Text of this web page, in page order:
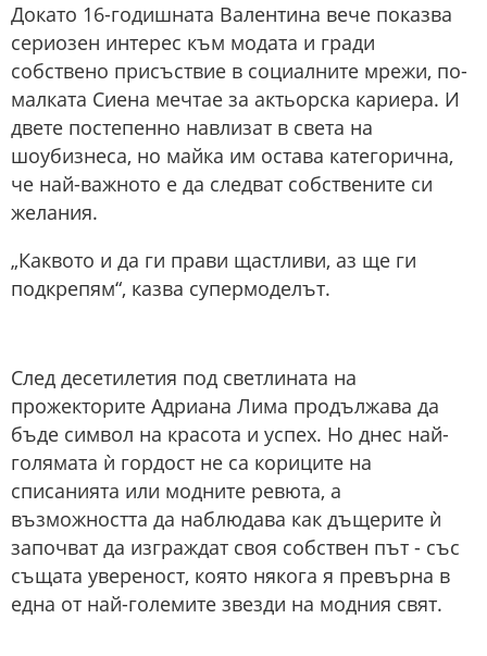
Докато 16-годишната Валентина вече показва
сериозен интерес към модата и гради
собствено присъствие в социалните мрежи, по-
малката Сиена мечтае за актьорска кариера. И
двете постепенно навлизат в света на
шоубизнеса, но майка им остава категорична,
че най-важното е да следват собствените си
желания.
„Каквото и да ги прави щастливи, аз ще ги
подкрепям“, казва супермоделът.
След десетилетия под светлината на
прожекторите Адриана Лима продължава да
бъде символ на красота и успех. Но днес най-
голямата ѝ гордост не са кориците на
списанията или модните ревюта, а
възможността да наблюдава как дъщерите ѝ
започват да изграждат своя собствен път - със
същата увереност, която някога я превърна в
една от най-големите звезди на модния свят.